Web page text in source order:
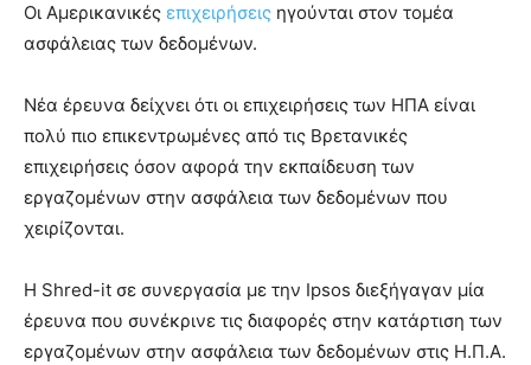
Οι Αμερικανικές επιχειρήσεις ηγούνται στον τομέα
ασφάλειας των δεδομένων.
Νέα έρευνα δείχνει ότι οι επιχειρήσεις των ΗΠΑ είναι
πολύ πιο επικεντρωμένες από τις Βρετανικές
επιχειρήσεις όσον αφορά την εκπαίδευση των
εργαζομένων στην ασφάλεια των δεδομένων που
χειρίζονται.
Η Shred-it σε συνεργασία με την Ipsos διεξήγαγαν μία
έρευνα που συνέκρινε τις διαφορές στην κατάρτιση των
εργαζομένων στην ασφάλεια των δεδομένων στις Η.Π.Α.